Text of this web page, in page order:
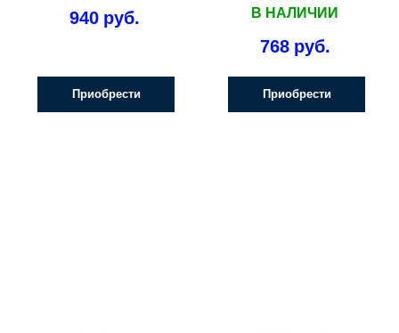
940 руб.
Приобрести
В НАЛИЧИИ
768 руб.
Приобрести